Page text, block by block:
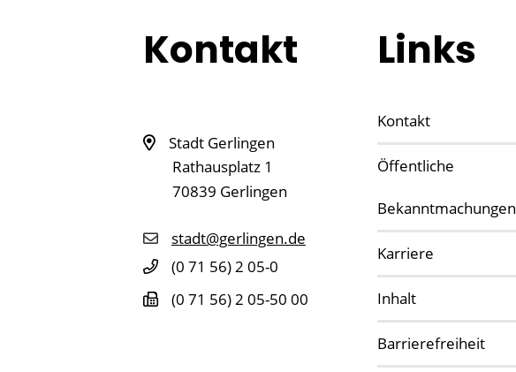
Kontakt
Stadt Gerlingen
Rathausplatz 1
70839 Gerlingen
stadt@gerlingen.de
(0 71 56) 2 05-0
(0 71 56) 2 05-50 00
Links
Kontakt
Öffentliche
Bekanntmachungen
Karriere
Inhalt
Barrierefreiheit